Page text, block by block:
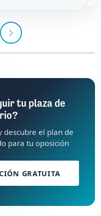
tu plaza de
descubre el plan de
para tu oposición
GRATUITA